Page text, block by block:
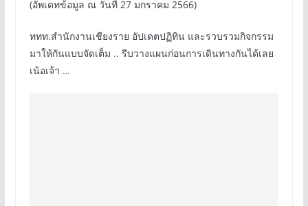
(อัพเดทข้อมูล ณ วันที่ 27 มกราคม 2566)
ททท.สำนักงานเชียงราย อัปเดตปฏิทิน และรวบรวมกิจกรรม
มาให้กันแบบจัดเต็ม .. รีบวางแผนก่อนการเดินทางกันได้เลย
เน้อเจ้า …